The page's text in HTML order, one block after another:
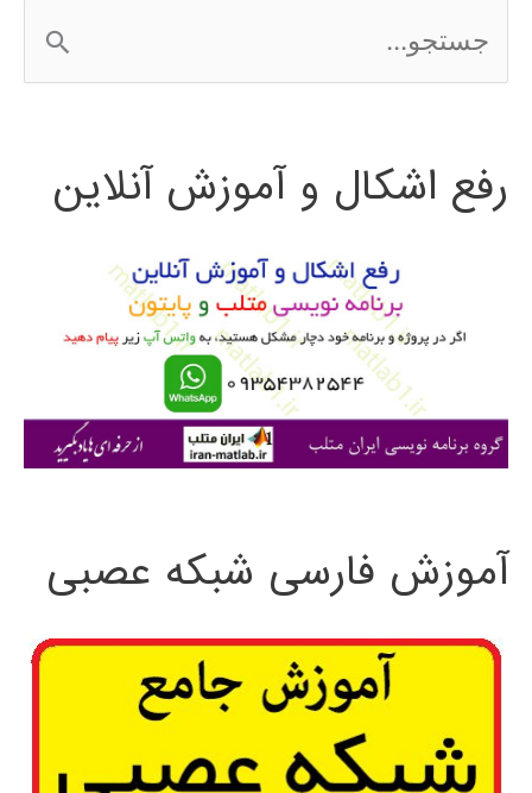
س
ج
ی
رفع اشکال و آموزش آنلاین
آموزش فارسی شبکه عصبی